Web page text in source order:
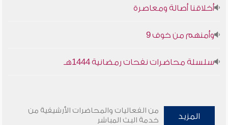
أخلاقنا أصالة ومعاصرة
وأمنهم من خوف 9
سلسلة محاضرات نفحات رمضانية 1444هـ
المزيد
من الفعاليات والمحاضرات الأرشيفية من
خدمة البث المباشر